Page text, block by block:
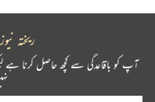
ریختہ
آپ کو باقاعدگی سے کچھ حاصل کرنا